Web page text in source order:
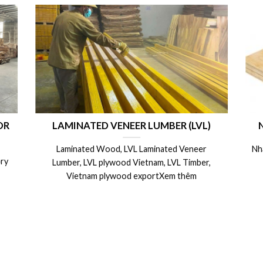
x
CÁC BIỆN PHÁP CÁCH BẢO QUẢN VÁN
COPPHA PHỦ PHIM, COPPHA 4m SỬ
DỤNG ĐƯỢC NHIỀU LẦN
Nhà Máy ván coppha phủ phim, coppha cột dầm